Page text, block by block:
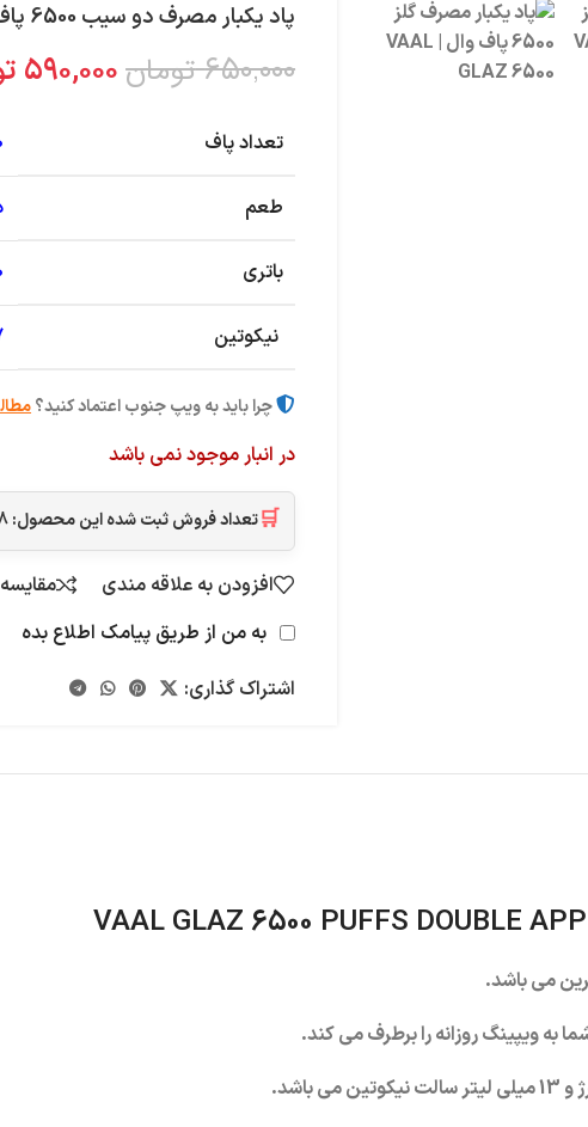
پاد یکبار مصرف دو سیب 6500 پاف گلز وال
۶۵۰,۰۰۰تومان۵۹۰,۰۰۰
تعداد پاف
طعم
باتری
نیکوتین
چرا باید به ویپ جنوب اعتماد کنید؟
در انبار موجود نمی باشد
🛒تعداد فروش ثبت شده این محصول:
افزودن به علاقه مندی
مقایسه
به من از طریق پیامک اطلاع بده
اشتراک گذاری:
به ویپینگ روزانه را برطرف می کند.